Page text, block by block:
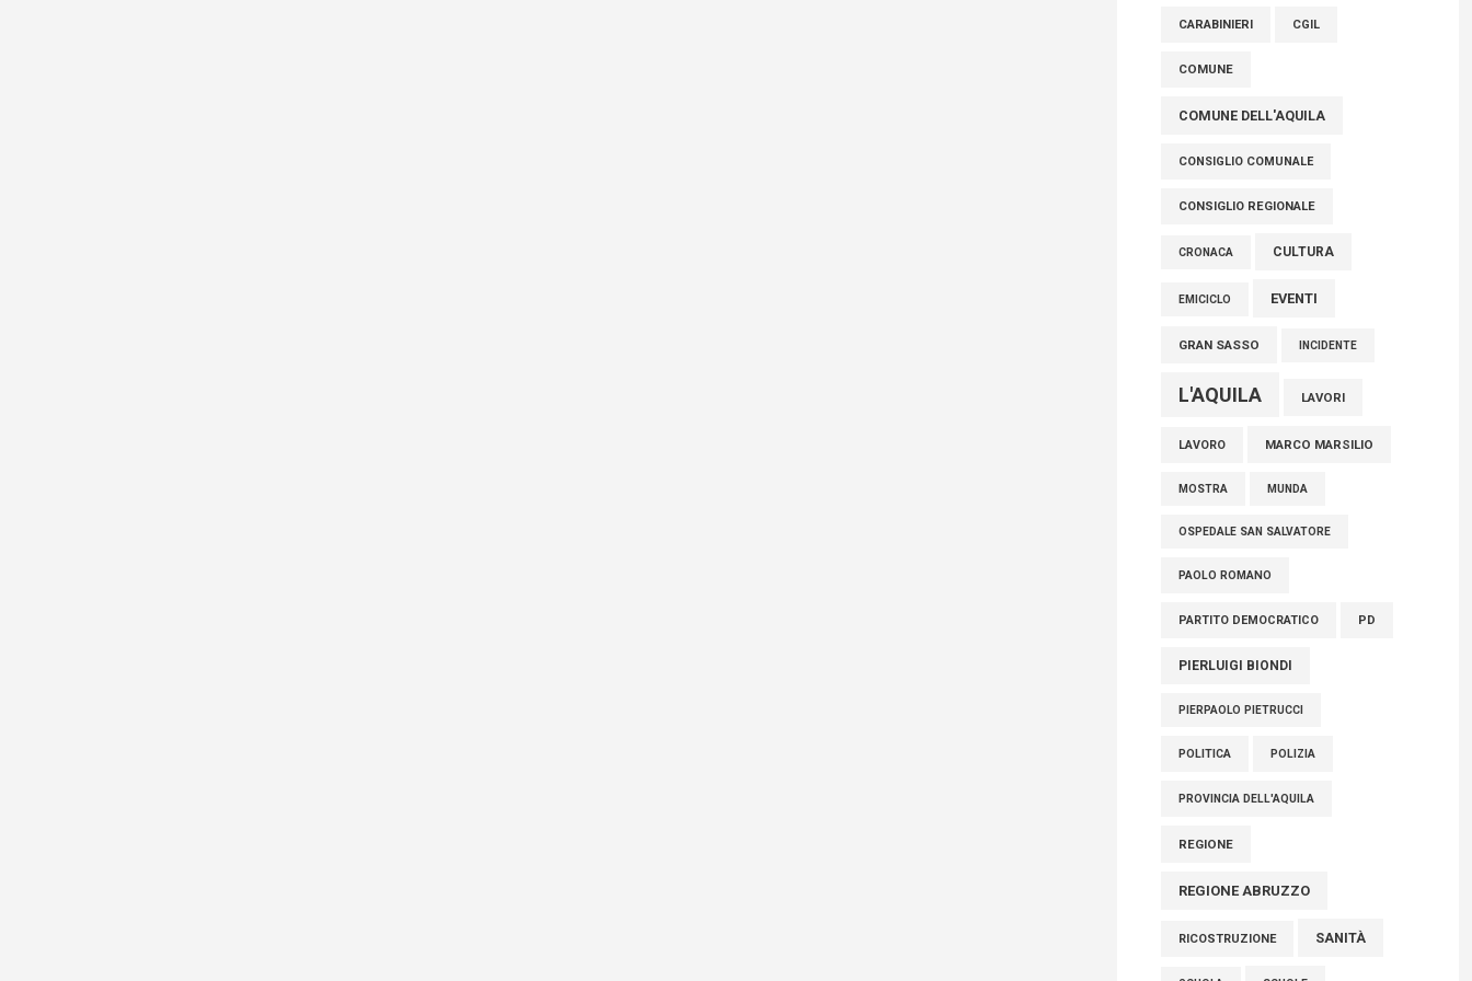
tra cui molti abruzzesi"
06 Agosto 2026
CARABINIERI CGIL
COMUNE
COMUNE DELL'AQUILA
CONSIGLIO COMUNALE
CONSIGLIO REGIONALE
CRONACA CULTURA
EMICICLO EVENTI
GRAN SASSO INCIDENTE
L'AQUILA LAVORI
LAVORO MARCO MARSILIO
MOSTRA MUNDA
OSPEDALE SAN SALVATORE
PAOLO ROMANO
PARTITO DEMOCRATICO PD
PIERLUIGI BIONDI
PIERPAOLO PIETRUCCI
POLITICA POLIZIA
PROVINCIA DELL'AQUILA
REGIONE
REGIONE ABRUZZO
RICOSTRUZIONE SANITÀ